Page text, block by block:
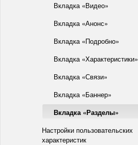
Вкладка «Видео»
Вкладка «Анонс»
Вкладка «Подробно»
Вкладка «Характеристики»
Вкладка «Связи»
Вкладка «Баннер»
Вкладка «Разделы»
Настройки пользовательских
характеристик